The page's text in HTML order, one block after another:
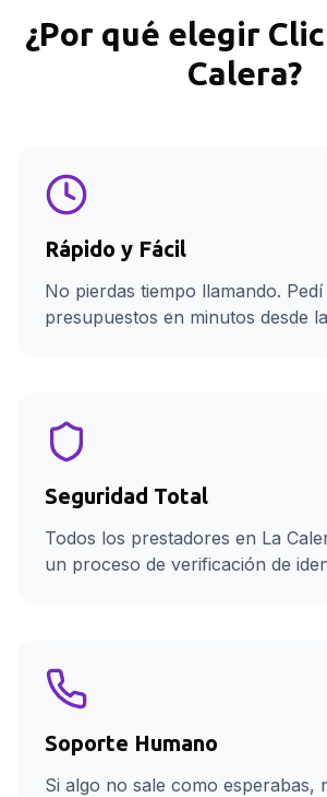
¿Por qué elegir
Calera?
Rápido y Fácil
No pierdas tiempo llamando. Pedí
presupuestos en minutos desde
Seguridad Total
Todos los prestadores en La
un proceso de verificación de
Soporte Humano
Si algo no sale como esperabas,